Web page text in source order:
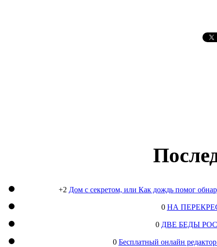
+2 Дом с секретом, или Как дождь помог
0 НА
0 ДВЕ БЕДЫ
0 Бесплатный онлайн